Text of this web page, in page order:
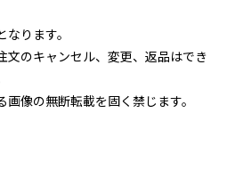
ります。
のキャンセル、変更、返品はでき
像の無断転載を固く禁じます。